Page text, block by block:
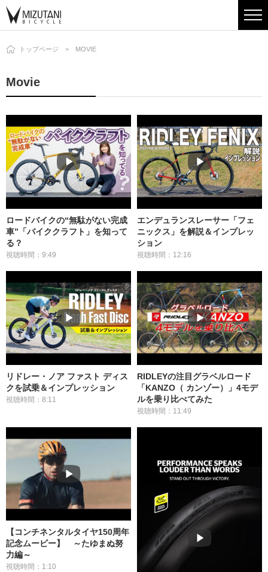
トップページ MOVIE
Movie
ロードバイクの“無駄がない完成
車”「バイククラフト」を知って
る？
視聴時間：9:49
エンデュランスレーサー「フェ
ニックス」を解説＆インプレッ
ション
視聴時間：12:16
リドレー・ノア ファスト ディス
クを試乗＆インプレッション
視聴時間：8:11
RIDLEYの注目グラベルロード
「KANZO（ カンゾー）」4モデ
ルを乗り比べてみた
視聴時間：11:49
【コンチネンタルタイヤ150周年
記念ムービー】 ～たゆまぬ努
力編～
視聴時間：1:10